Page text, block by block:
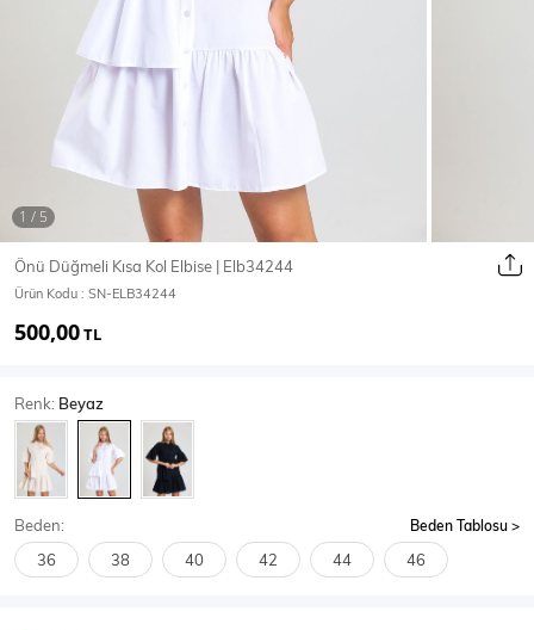
Ceket
T-Shirt
Body
SPOR GİYİM
Önü Düğmeli Kısa Kol Elbise | Elb34244
Ürün Kodu : SN-ELB34244
500,00TL
Renk: Beyaz
Beden: Beden Tablosu
36 38 40 42 44 46